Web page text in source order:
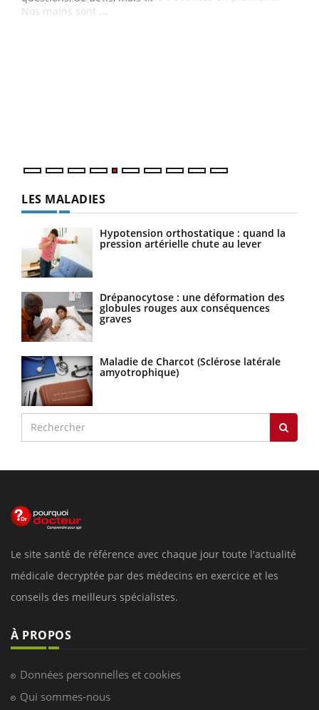
LES MALADIES
Hypotension orthostatique : quand la
pression artérielle chute au lever
Drépanocytose : une déformation des
globules rouges aux conséquences
graves
Maladie de Charcot (Sclérose latérale
amyotrophique)
Le site santé de référence avec chaque jour toute l'actualité
médicale decryptée par des médecins en exercice et les
conseils des meilleurs spécialistes.
À PROPOS
Données personnelles et cookies
Qui sommes-nous